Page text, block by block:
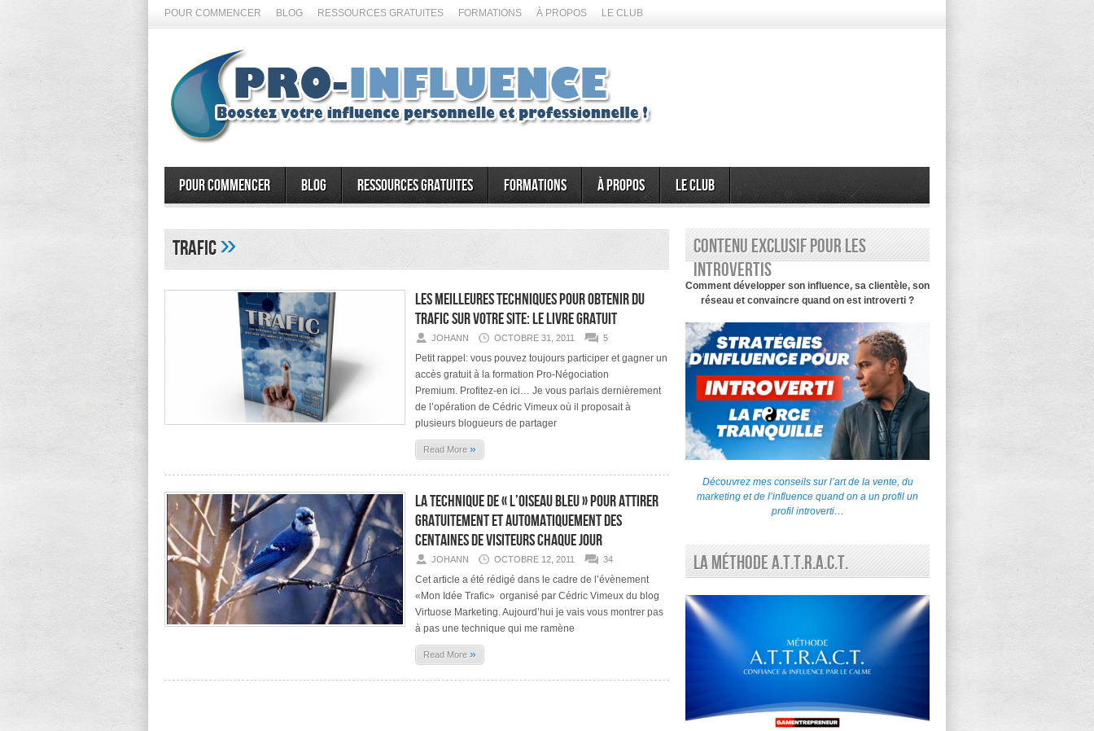
POUR COMMENCER BLOG RESSOURCES GRATUITES FORMATIONS À PROPOS LE CLUB
Pour commencer Blog Ressources gratuites Formations À propos Le Club
trafic»
Les meilleures techniques pour obtenir du
trafic sur votre site: LE LIVRE GRATUIT
JOHANN OCTOBRE 31, 2011 5
Petit rappel: vous pouvez toujours participer et gagner un
accès gratuit à la formation Pro-Négociation
Premium. Profitez-en ici… Je vous parlais dernièrement
de l’opération de Cédric Vimeux où il proposait à
plusieurs blogueurs de partager
Read More »
La technique de « l’oiseau bleu » pour attirer
gratuitement et automatiquement des
centaines de visiteurs chaque jour
JOHANN OCTOBRE 12, 2011 34
Cet article a été rédigé dans le cadre de l’évènement
«Mon Idée Trafic» organisé par Cédric Vimeux du blog
Virtuose Marketing. Aujourd’hui je vais vous montrer pas
à pas une technique qui me ramène
Read More »
Contenu exclusif pour les
introvertis
Comment développer son influence, sa clientèle, son
réseau et convaincre quand on est introverti ?
Découvrez mes conseils sur l’art de la vente, du
marketing et de l’influence quand on a un profil un
profil introverti…
La Méthode A.T.T.R.A.C.T.